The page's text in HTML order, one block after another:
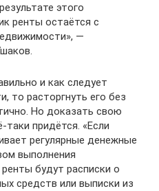
этого
ренты остаётся с
—
и как следует
то расторгнуть его без
Но доказать свою
придётся. «Если
регулярные денежные
выполнения
будут расписки о
средств или выписки из